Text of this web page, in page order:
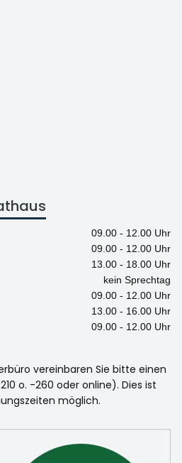
09.00 - 12.00 Uhr
09.00 - 12.00 Uhr
13.00 - 18.00 Uhr
kein Sprechtag
09.00 - 12.00 Uhr
13.00 - 16.00 Uhr
09.00 - 12.00 Uhr
vereinbaren Sie bitte einen
o. -260 oder online). Dies ist
möglich.